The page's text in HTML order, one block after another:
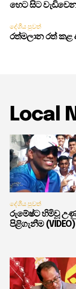
හෙට සිට වැඩිවෙන
දේශීය පුවත්
රත්මලාන රත් කළ
Local
දේශීය පුවත්
රුමේෂ්ට හිමිවූ
පිළිගැනීම (VIDEO)